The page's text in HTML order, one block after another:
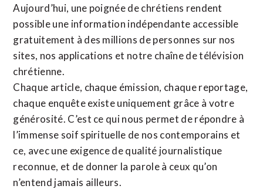
Aujourd’hui, une poignée de chrétiens rendent
possible une information indépendante accessible
gratuitement à des millions de personnes sur nos
sites, nos applications et notre chaîne de télévision
chrétienne.
Chaque article, chaque émission, chaque reportage,
chaque enquête existe uniquement grâce à votre
générosité. C’est ce qui nous permet de répondre à
l’immense soif spirituelle de nos contemporains et
ce, avec une exigence de qualité journalistique
reconnue, et de donner la parole à ceux qu’on
n’entend jamais ailleurs.